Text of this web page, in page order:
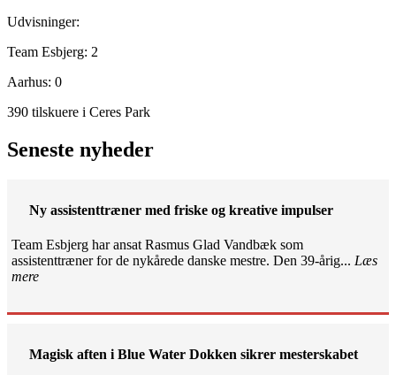
Udvisninger:
Team Esbjerg: 2
Aarhus: 0
390 tilskuere i Ceres Park
Seneste nyheder
Ny assistenttræner med friske og kreative impulser
Team Esbjerg har ansat Rasmus Glad Vandbæk som
assistenttræner for de nykårede danske mestre. Den 39-årig... Læs
mere
Magisk aften i Blue Water Dokken sikrer mesterskabet